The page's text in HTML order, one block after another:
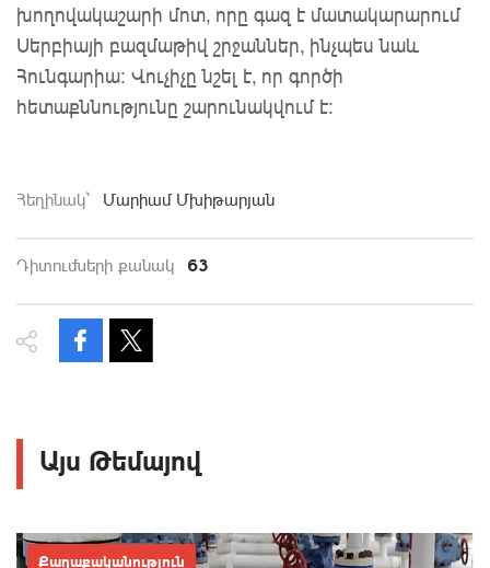
խողովակաշարի մոտ, որը գազ է մատակարարում
Սերբիայի բազմաթիվ շրջաններ, ինչպես նաև
Հունգարիա։ Վուչիչը նշել է, որ գործի
հետաքննությունը շարունակվում է։
Հեղինակ` Մարիամ Մխիթարյան
Դիտումների քանակ 63
Այս Թեմայով
Քաղաքականություն